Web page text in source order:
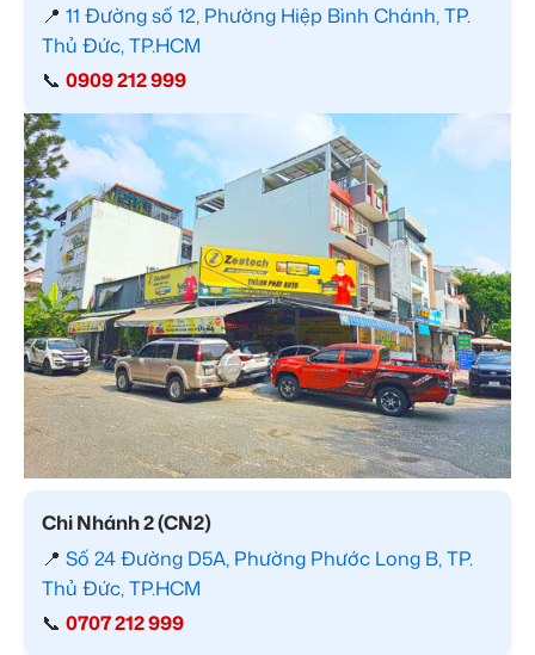
📍 11 Đường số 12, Phường Hiệp Bình Chánh, TP.
Thủ Đức, TP.HCM
📞 0909 212 999
Chi Nhánh 2 (CN2)
📍 Số 24 Đường D5A, Phường Phước Long B, TP.
Thủ Đức, TP.HCM
📞 0707 212 999